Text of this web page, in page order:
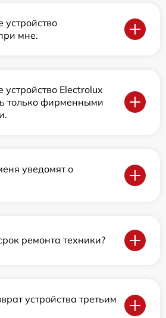
устройство
мне.
устройство Electrolux
только фирменными
уведомят о
ремонта техники?
устройства третьим